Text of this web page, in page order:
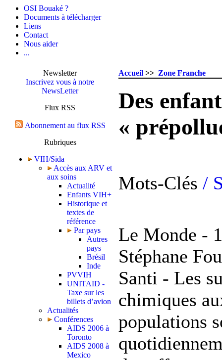
OSI Bouaké ?
Documents à télécharger
Liens
Contact
Nous aider
...
Newsletter
Inscrivez vous à notre
NewsLetter
Flux RSS
Abonnement au flux RSS
Rubriques
VIH/Sida
Accès aux ARV et
aux soins
Actualité
Enfants VIH+
Historique et
textes de
référence
Par pays
Autres
pays
Brésil
Inde
PVVIH
UNITAID -
Taxe sur les
billets d’avion
Actualités
Conférences
AIDS 2006 à
Toronto
AIDS 2008 à
Mexico
Accueil >> Zone Franche
Des
«
Mots-Clés /
Le Monde -
Stéphane
Santi - Les
chimiques
populations